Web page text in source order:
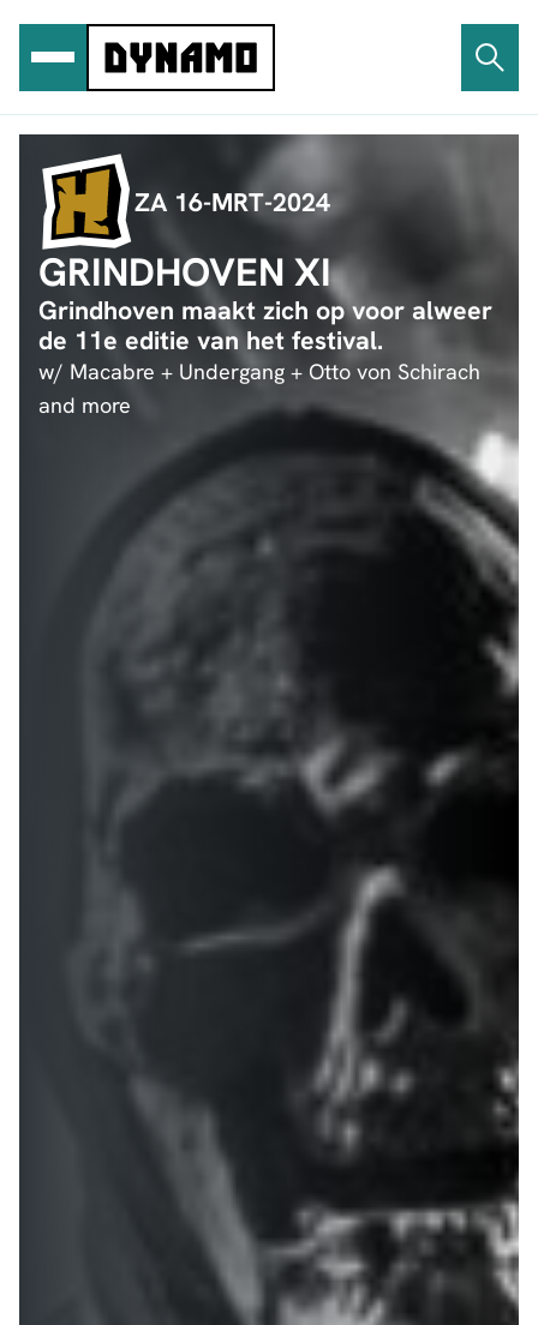
inhoud
ZA 16-MRT-2024
GRINDHOVEN XI
Grindhoven maakt zich op voor alweer
de 11e editie van het festival.
w/ Macabre + Undergang + Otto von Schirach
and more